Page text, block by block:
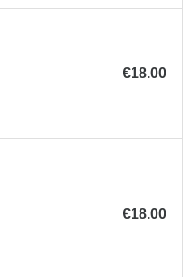
€18.00
€18.00